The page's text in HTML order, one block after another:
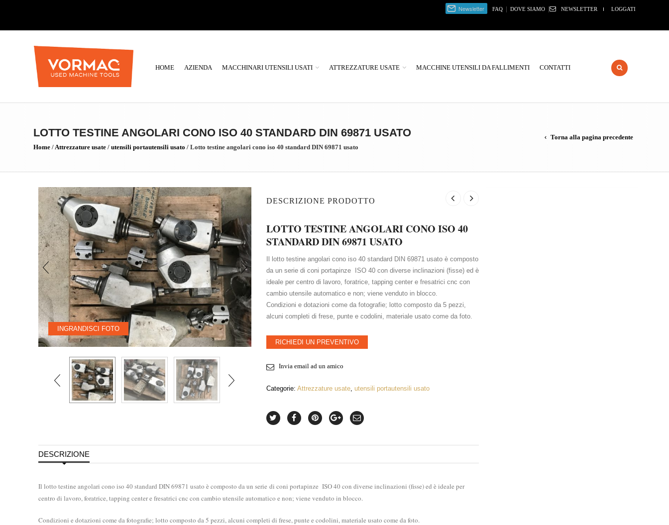
NEWSLETTER LOGGATI
FAQ | DOVE SIAMO |
HOME AZIENDA MACCHINARI UTENSILI USATI ATTREZZATURE USATE MACCHINE UTENSILI DA FALLIMENTI CONTATTI
LOTTO TESTINE ANGOLARI CONO ISO 40 STANDARD DIN 69871 USATO
Home /Attrezzature usate / utensili portautensili usato / Lotto testine angolari cono iso 40 standard DIN 69871 usato
Torna alla pagina precedente
INGRANDISCI FOTO
DESCRIZIONE PRODOTTO
LOTTO TESTINE ANGOLARI CONO ISO 40
STANDARD DIN 69871 USATO
Il lotto testine angolari cono iso 40 standard DIN 69871 usato è composto
da un serie di coni portapinze ISO 40 con diverse inclinazioni (fisse) ed è
ideale per centro di lavoro, foratrice, tapping center e fresatrici cnc con
cambio utensile automatico e non; viene venduto in blocco.
Condizioni e dotazioni come da fotografie; lotto composto da 5 pezzi,
alcuni completi di frese, punte e codolini, materiale usato come da foto.
RICHIEDI UN PREVENTIVO
Invia email ad un amico
Categorie: Attrezzature usate, utensili portautensili usato
DESCRIZIONE
Il lotto testine angolari cono iso 40 standard DIN 69871 usato è composto da un serie di coni portapinze ISO 40 con diverse inclinazioni (fisse) ed è ideale per
centro di lavoro, foratrice, tapping center e fresatrici cnc con cambio utensile automatico e non; viene venduto in blocco.
Condizioni e dotazioni come da fotografie; lotto composto da 5 pezzi, alcuni completi di frese, punte e codolini, materiale usato come da foto.